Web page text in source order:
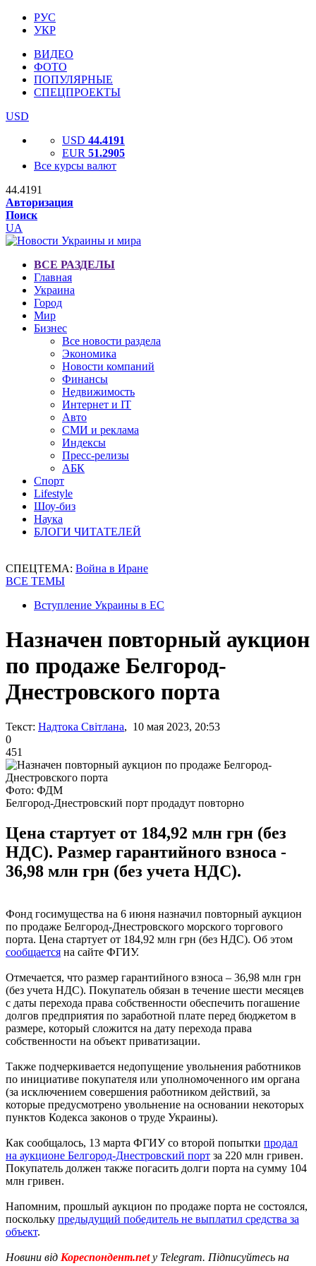
РУС
УКР
ВИДЕО
ФОТО
ПОПУЛЯРНЫЕ
СПЕЦПРОЕКТЫ
USD
USD 44.4191
EUR 51.2905
Все курсы валют
44.4191
Авторизация
Поиск
UA
ВСЕ РАЗДЕЛЫ
Главная
Украина
Город
Мир
Бизнес
Все новости раздела
Экономика
Новости компаний
Финансы
Недвижимость
Интернет и IT
Авто
СМИ и реклама
Индексы
Пресс-релизы
АБК
Спорт
Lifestyle
Шоу-биз
Наука
БЛОГИ ЧИТАТЕЛЕЙ
СПЕЦТЕМА: Война в Иране
ВСЕ ТЕМЫ
Вступление Украины в ЕС
Назначен повторный аукцион
по продаже Белгород-
Днестровского порта
Текст: Надтока Світлана, 10 мая 2023, 20:53
0
451
Фото: ФДМ
Белгород-Днестровский порт продадут повторно
Цена стартует от 184,92 млн грн (без
НДС). Размер гарантийного взноса -
36,98 млн грн (без учета НДС).
Фонд госимущества на 6 июня назначил повторный аукцион
по продаже Белгород-Днестровского морского торгового
порта. Цена стартует от 184,92 млн грн (без НДС). Об этом
сообщается на сайте ФГИУ.
Отмечается, что размер гарантийного взноса – 36,98 млн грн
(без учета НДС). Покупатель обязан в течение шести месяцев
с даты перехода права собственности обеспечить погашение
долгов предприятия по заработной плате перед бюджетом в
размере, который сложится на дату перехода права
собственности на объект приватизации.
Также подчеркивается недопущение увольнения работников
по инициативе покупателя или уполномоченного им органа
(за исключением совершения работником действий, за
которые предусмотрено увольнение на основании некоторых
пунктов Кодекса законов о труде Украины).
Как сообщалось, 13 марта ФГИУ со второй попытки продал
на аукционе Белгород-Днестровский порт за 220 млн гривен.
Покупатель должен также погасить долги порта на сумму 104
млн гривен.
Напомним, прошлый аукцион по продаже порта не состоялся,
поскольку предыдущий победитель не выплатил средства за
объект.
Новини від Кореспондент.netу Telegram. Підписуйтесь на